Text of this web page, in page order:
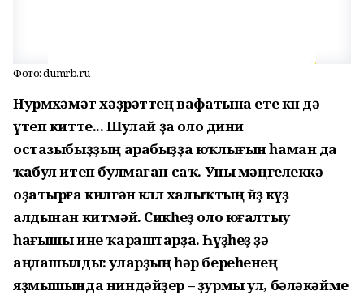
Фото: dumrb.ru
Нурмөхәмәт хәҙрәттең вафатына ете көн дә
үтеп китте... Шулай ҙа оло дини
остазыбыҙҙың арабыҙҙа юҡлығын һаман да
ҡабул итеп булмаған саҡ. Уны мәңгелеккә
оҙатырға килгән көллө халыҡтың йөҙө күҙ
алдынан китмәй. Сикһеҙ оло юғалтыу
һағышы ине ҡараштарҙа. Һүҙһеҙ ҙә
аңлашылды: уларҙың һәр береһенең
яҙмышында ниндәйҙер – ҙурмы ул, бәләкәйме